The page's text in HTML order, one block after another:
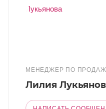
МЕНЕДЖЕР ПО
Лилия